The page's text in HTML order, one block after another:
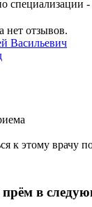
специализации -
нет отзывов.
Васильевич
к этому врачу
прём в